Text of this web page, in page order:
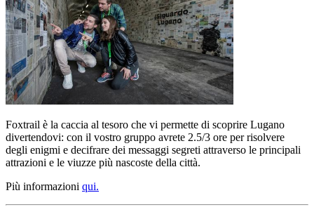
Foxtrail è la caccia al tesoro che vi permette di scoprire Lugano
divertendovi: con il vostro gruppo avrete 2.5/3 ore per risolvere
degli enigmi e decifrare dei messaggi segreti attraverso le principali
attrazioni e le viuzze più nascoste della città.
Più informazioni qui.